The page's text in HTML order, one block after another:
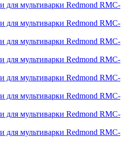
для мультиварки Redmond RMC-
для мультиварки Redmond RMC-
для мультиварки Redmond RMC-
для мультиварки Redmond RMC-
для мультиварки Redmond RMC-
для мультиварки Redmond RMC-
для мультиварки Redmond RMC-
для мультиварки Redmond RMC-